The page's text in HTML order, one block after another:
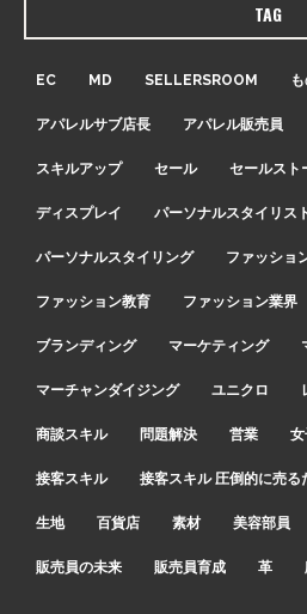
TAG
EC MD SELLERSROOM
アパレルサブ店長 アパレル販売員
スキルアップ セール セールスト
ディスプレイ パーソナルスタイリス
パーソナルスタイリング ファッショ
ファッション教育 ファッション業界
ブランディング マーケティング
マーチャンダイジング ユニクロ
商談スキル 問題解決 営業
接客スキル 接客スキル 圧倒的に売る
生地 百貨店 素材 美容部員
販売員の未来 販売員育成 革